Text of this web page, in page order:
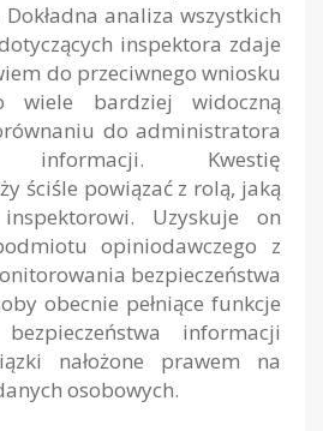
analiza wszystkich
inspektora zdaje
do przeciwnego wniosku
bardziej widoczną
do administratora
informacji. Kwestię
ściśle powiązać z rolą, jaką
Uzyskuje on
opiniodawczego z
bezpieczeństwa
obecnie pełniące funkcje
informacji
nałożone prawem na
osobowych.